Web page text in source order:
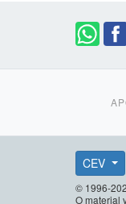
CEV
© 1996-
O material